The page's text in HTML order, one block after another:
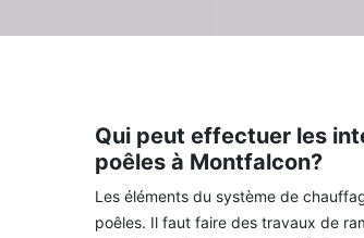
Qui peut effectuer les
poêles à Montfalcon?
Les éléments du système de
poêles. Il faut faire des travaux de